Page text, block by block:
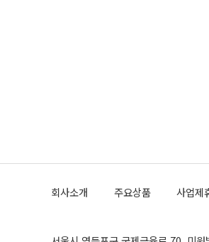
회사소개 주요상품 사업제